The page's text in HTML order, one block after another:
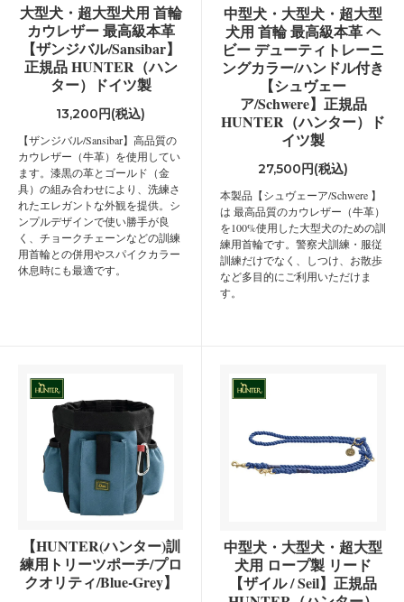
大型犬・超大型犬用 首輪
カウレザー 最高級本革
【ザンジバル/Sansibar】
正規品 HUNTER（ハン
ター）ドイツ製
13,200円(税込)
【ザンジバル/Sansibar】高品質の
カウレザー（牛革）を使用してい
ます。漆黒の革とゴールド（金
具）の組み合わせにより、洗練さ
れたエレガントな外観を提供。シ
ンプルデザインで使い勝手が良
く、チョークチェーンなどの訓練
用首輪との併用やスパイクカラー
休息時にも最適です。
中型犬・大型犬・超大型
犬用 首輪 最高級本革 ヘ
ビー デューティトレーニ
ングカラー/ハンドル付き
【シュヴェー
ア/Schwere】正規品
HUNTER（ハンター）ド
イツ製
27,500円(税込)
本製品【シュヴェーア/Schwere 】
は 最高品質のカウレザー（牛革）
を100%使用した大型犬のための訓
練用首輪です。警察犬訓練・服従
訓練だけでなく、しつけ、お散歩
など多目的にご利用いただけま
す。
【HUNTER(ハンター)訓
練用トリーツポーチ/プロ
クオリティ/Blue-Grey】
中型犬・大型犬・超大型
犬用 ロープ製 リード
【ザイル / Seil】正規品